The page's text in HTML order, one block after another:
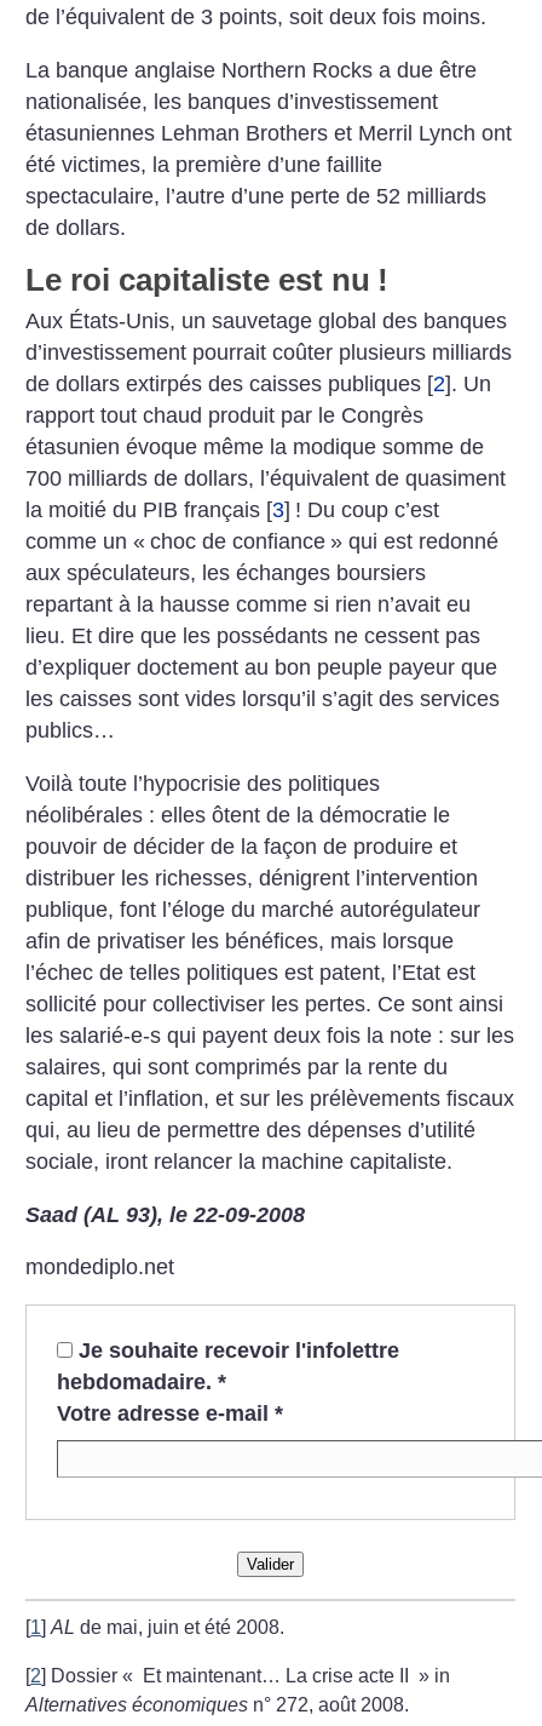
de l’équivalent de 3 points, soit deux fois moins.
La banque anglaise Northern Rocks a due être
nationalisée, les banques d’investissement
étasuniennes Lehman Brothers et Merril Lynch ont
été victimes, la première d’une faillite
spectaculaire, l’autre d’une perte de 52 milliards
de dollars.
Le roi capitaliste est nu !
Aux États-Unis, un sauvetage global des banques
d’investissement pourrait coûter plusieurs milliards
de dollars extirpés des caisses publiques [2]. Un
rapport tout chaud produit par le Congrès
étasunien évoque même la modique somme de
700 milliards de dollars, l’équivalent de quasiment
la moitié du PIB français [3] ! Du coup c’est
comme un « choc de confiance » qui est redonné
aux spéculateurs, les échanges boursiers
repartant à la hausse comme si rien n’avait eu
lieu. Et dire que les possédants ne cessent pas
d’expliquer doctement au bon peuple payeur que
les caisses sont vides lorsqu’il s’agit des services
publics…
Voilà toute l’hypocrisie des politiques
néolibérales : elles ôtent de la démocratie le
pouvoir de décider de la façon de produire et
distribuer les richesses, dénigrent l’intervention
publique, font l’éloge du marché autorégulateur
afin de privatiser les bénéfices, mais lorsque
l’échec de telles politiques est patent, l’Etat est
sollicité pour collectiviser les pertes. Ce sont ainsi
les salarié-e-s qui payent deux fois la note : sur les
salaires, qui sont comprimés par la rente du
capital et l’inflation, et sur les prélèvements fiscaux
qui, au lieu de permettre des dépenses d’utilité
sociale, iront relancer la machine capitaliste.
Saad (AL 93), le 22-09-2008
mondediplo.net
Je souhaite recevoir l'infolettre
hebdomadaire. *
Votre adresse e-mail *
Valider
[1]AL de mai, juin et été 2008.
[2] Dossier « Et maintenant… La crise acte II
» in
Alternatives économiques n° 272, août 2008.